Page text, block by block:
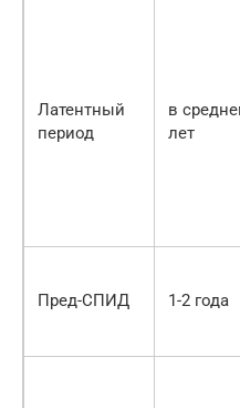
Латентный
период
в
лет
Пред-СПИД 1-2 года